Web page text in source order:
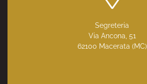
Segreteria
Via Ancona, 51
62100 Macerata (MC)